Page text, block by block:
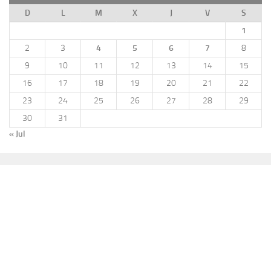
D
L M X J V
S
1
2
3 4 5 6 7
8
9
10 11 12 13 14
15
16
17 18 19 20 21
22
23
24 25 26 27 28
29
30
31
« Jul